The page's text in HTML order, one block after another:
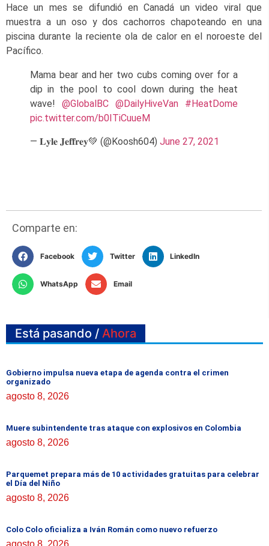
Hace un mes se difundió en Canadá un video viral que
muestra a un oso y dos cachorros chapoteando en una
piscina durante la reciente ola de calor en el noroeste del
Pacífico.
Mama bear and her two cubs coming over for a
dip in the pool to cool down during the heat
wave! @GlobalBC @DailyHiveVan
#HeatDome
pic.twitter.com/b0ITiCuueM
— 𝐋𝐲𝐥𝐞 𝐉𝐞𝐟𝐟𝐫𝐞𝐲💚 (@Koosh604) June 27, 2021
Comparte en:
Facebook Twitter LinkedIn
WhatsApp Email
Está pasando / Ahora
Gobierno impulsa nueva etapa de agenda contra el crimen
organizado
agosto 8, 2026
Muere subintendente tras ataque con explosivos en Colombia
agosto 8, 2026
Parquemet prepara más de 10 actividades gratuitas para celebrar
el Día del Niño
agosto 8, 2026
Colo Colo oficializa a Iván Román como nuevo refuerzo
agosto 8, 2026